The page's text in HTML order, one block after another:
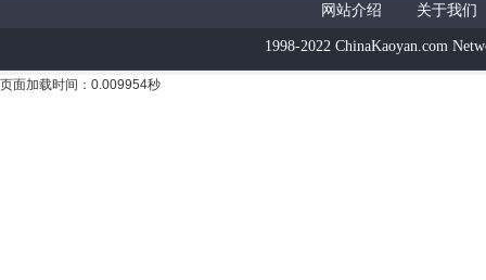
网站介绍 关于我们
1998-2022 ChinaKaoyan.com
页面加载时间：0.009954秒